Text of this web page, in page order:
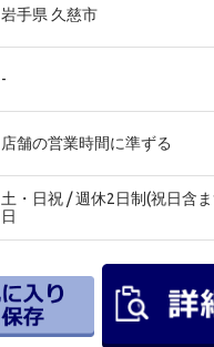
岩手県 久慈市
-
店舗の営業時間に準ずる
土・日祝 / 週休2日制(祝日含
日